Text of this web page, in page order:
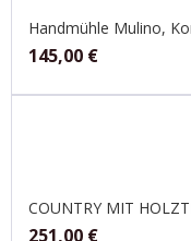
Handmühle Mulino,
145,00 €
COUNTRY MIT
251,00 €